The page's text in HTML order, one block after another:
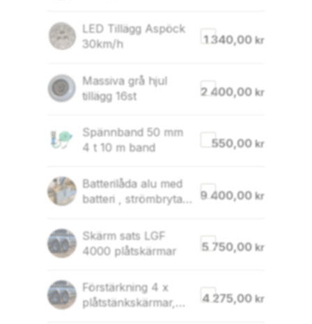
LED Tillägg Aspöck
30km/h
1 340,00 kr
Massiva grå hjul
tillägg 16st
2 400,00 kr
Spännband 50 mm
4 t 10 m band
550,00 kr
Batterilåda alu med
batteri , strömbrytare
9 400,00 kr
Skärm sats LGF
4000 plåtskärmar
5 750,00 kr
Förstärkning 4 x
plåtstänkskärmar,
4 275,00 kr